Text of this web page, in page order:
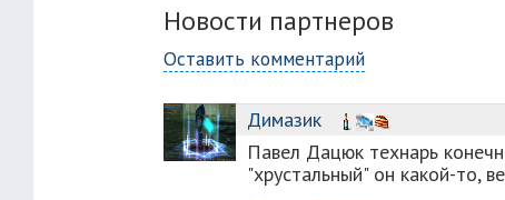
Новости партнеров
Оставить комментарий
Димазик
Павел Дацюк технарь
"хрустальный" он какой-то,